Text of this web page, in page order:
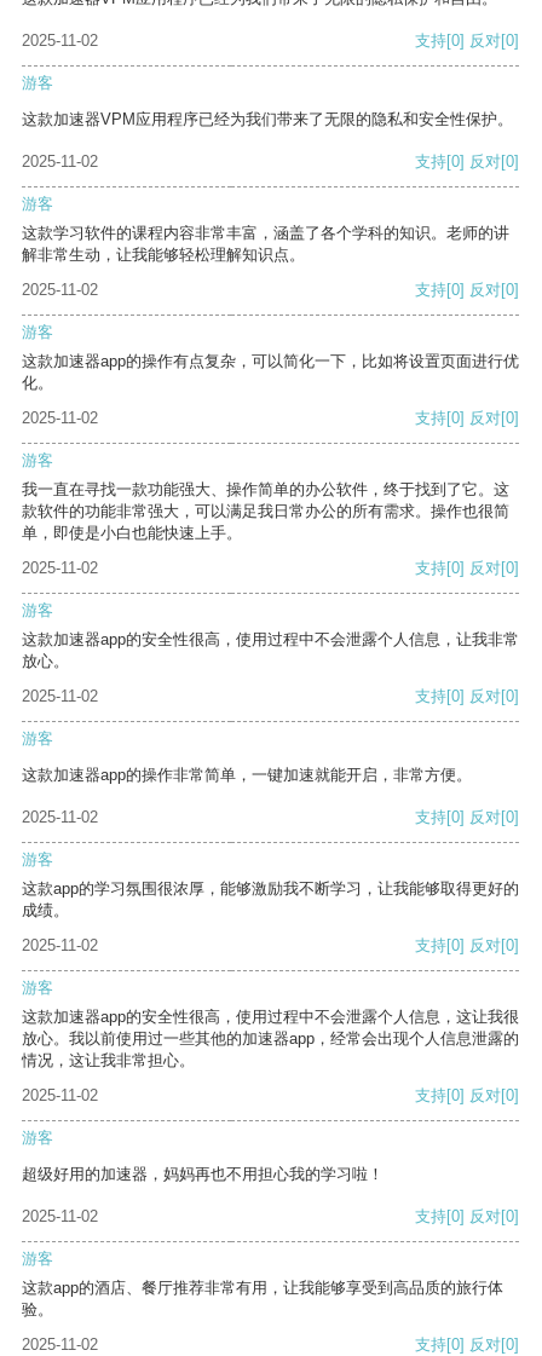
2025-11-02 支持[0] 反对[0]
游客
这款加速器VPM应用程序已经为我们带来了无限的隐私和安全性保护。
2025-11-02 支持[0] 反对[0]
游客
这款学习软件的课程内容非常丰富，涵盖了各个学科的知识。老师的讲
解非常生动，让我能够轻松理解知识点。
2025-11-02
支持[0] 反对[0]
游客
这款加速器app的操作有点复杂，可以简化一下，比如将设置页面进行优
化。
2025-11-02
支持[0] 反对[0]
游客
我一直在寻找一款功能强大、操作简单的办公软件，终于找到了它。这
款软件的功能非常强大，可以满足我日常办公的所有需求。操作也很简
单，即使是小白也能快速上手。
2025-11-02
支持[0] 反对[0]
游客
这款加速器app的安全性很高，使用过程中不会泄露个人信息，让我非常
放心。
2025-11-02
支持[0] 反对[0]
游客
这款加速器app的操作非常简单，一键加速就能开启，非常方便。
2025-11-02 支持[0] 反对[0]
游客
这款app的学习氛围很浓厚，能够激励我不断学习，让我能够取得更好的
成绩。
2025-11-02
支持[0] 反对[0]
游客
这款加速器app的安全性很高，使用过程中不会泄露个人信息，这让我很
放心。我以前使用过一些其他的加速器app，经常会出现个人信息泄露的
情况，这让我非常担心。
2025-11-02
支持[0] 反对[0]
游客
超级好用的加速器，妈妈再也不用担心我的学习啦！
2025-11-02 支持[0] 反对[0]
游客
这款app的酒店、餐厅推荐非常有用，让我能够享受到高品质的旅行体
验。
2025-11-02
支持[0] 反对[0]